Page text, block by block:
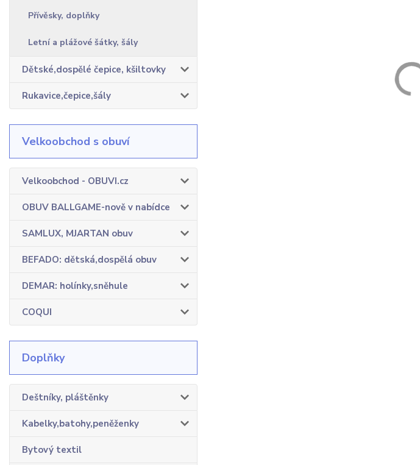
Přívěsky, doplňky
Letní a plážové šátky, šály
Dětské,dospělé čepice, kšiltovky
Rukavice,čepice,šály
Velkoobchod s obuví
Velkoobchod - OBUVI.cz
OBUV BALLGAME-nově v nabídce
SAMLUX, MJARTAN obuv
BEFADO: dětská,dospělá obuv
DEMAR: holínky,sněhule
COQUI
Doplňky
Deštníky, pláštěnky
Kabelky,batohy,peněženky
Bytový textil